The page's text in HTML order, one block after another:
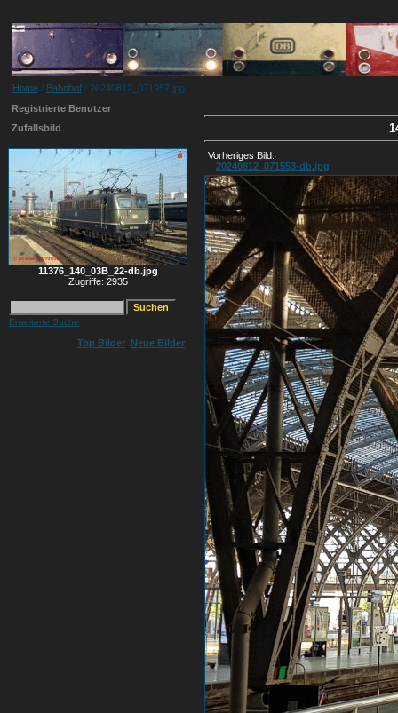
Home / Bahnhof / 20240812_071957.jpg
Registrierte Benutzer
Zufallsbild
11376_140_03B_22-db.jpg
Zugriffe: 2935
Erweiterte Suche
Top Bilder Neue Bilder
Vorheriges Bild:
20240812_071553-db.jpg